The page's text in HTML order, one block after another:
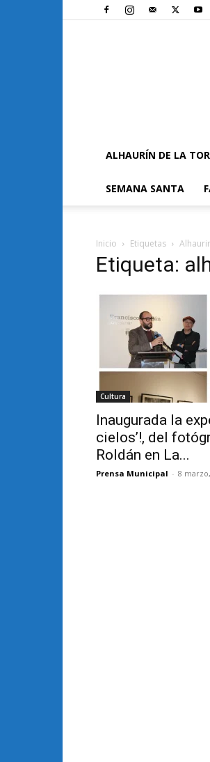
ALHAURÍN DE LA
SEMANA SANTA
Inicio Etiquetas
Etiqueta:
Cultura
Inaugurada la
cielos’!, del
Roldán en La...
Prensa Municipal - 8